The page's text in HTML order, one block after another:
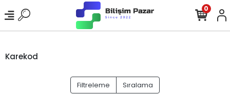
0
Karekod
Filtreleme Sıralama